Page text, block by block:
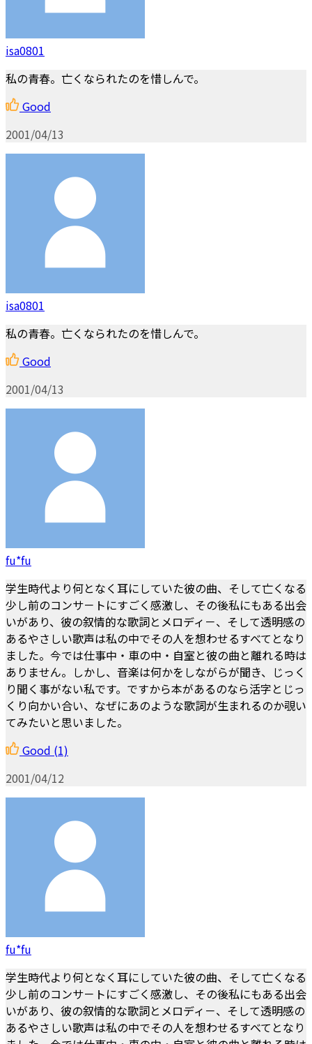
isa0801
私の青春。亡くなられたのを惜しんで。
Good
2001/04/13
isa0801
私の青春。亡くなられたのを惜しんで。
Good
2001/04/13
fu*fu
学生時代より何となく耳にしていた彼の曲、そして亡くなる
少し前のコンサ－トにすごく感激し、その後私にもある出会
いがあり、彼の叙情的な歌詞とメロディ－、そして透明感の
あるやさしい歌声は私の中でその人を想わせるすべてとなり
ました。今では仕事中・車の中・自室と彼の曲と離れる時は
ありません。しかし、音楽は何かをしながらが聞き、じっく
り聞く事がない私です。ですから本があるのなら活字とじっ
くり向かい合い、なぜにあのような歌詞が生まれるのか覗い
てみたいと思いました。
Good (1)
2001/04/12
fu*fu
学生時代より何となく耳にしていた彼の曲、そして亡くなる
少し前のコンサ－トにすごく感激し、その後私にもある出会
いがあり、彼の叙情的な歌詞とメロディ－、そして透明感の
あるやさしい歌声は私の中でその人を想わせるすべてとなり